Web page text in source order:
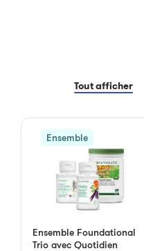
Tout afficher
Ensemble
Ensemble Foundational
Trio avec Quotidien